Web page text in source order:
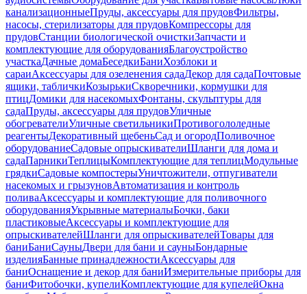
канализационныеПруды, аксессуары для прудовФильтры,
насосы, стерилизаторы для прудовКомпрессоры для
прудовСтанции биологической очисткиЗапчасти и
комплектующие для оборудованияБлагоустройство
участкаДачные домаБеседкиБаниХозблоки и
сараиАксессуары для озеленения садаДекор для садаПочтовые
ящики, табличкиКозырькиСкворечники, кормушки для
птицДомики для насекомыхФонтаны, скульптуры для
садаПруды, аксессуары для прудовУличные
обогревателиУличные светильникиПротивогололедные
реагентыДекоративный щебеньСад и огородПоливочное
оборудованиеСадовые опрыскивателиШланги для дома и
садаПарникиТеплицыКомплектующие для теплицМодульные
грядкиСадовые компостерыУничтожители, отпугиватели
насекомых и грызуновАвтоматизация и контроль
поливаАксессуары и комплектующие для поливочного
оборудованияУкрывные материалыБочки, баки
пластиковыеАксессуары и комплектующие для
опрыскивателейШланги для опрыскивателейТовары для
баниБаниСауныДвери для бани и сауныБондарные
изделияБанные принадлежностиАксессуары для
баниОснащение и декор для баниИзмерительные приборы для
баниФитобочки, купелиКомплектующие для купелейОкна